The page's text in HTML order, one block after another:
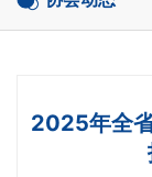
2025年全